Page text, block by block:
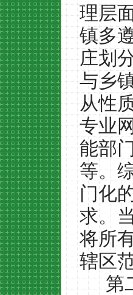
理层
镇多
庄划
与乡
从性
专业
能部
等。
门化
求。
将所
辖区
第